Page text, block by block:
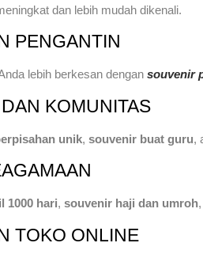
dan lebih mudah dikenali.
PENGANTIN
lebih berkesan dengan souvenir
KOMUNITAS
unik, souvenir buat guru,
1000 hari, souvenir haji dan umroh
TOKO ONLINE